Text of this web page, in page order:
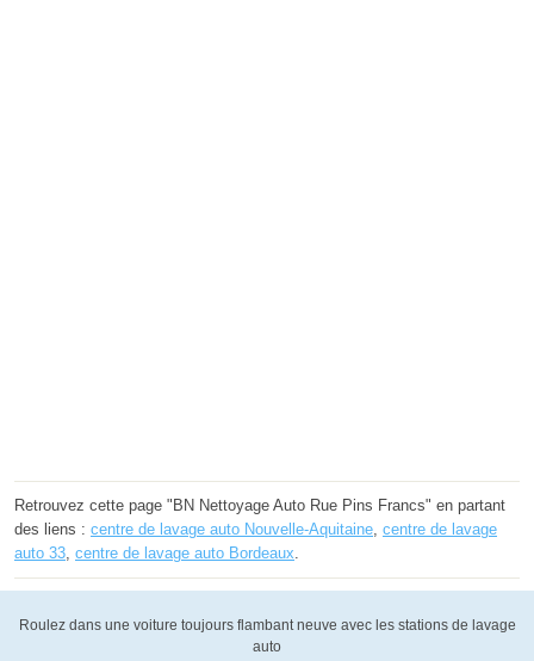
Retrouvez cette page "BN Nettoyage Auto Rue Pins Francs" en partant
des liens : centre de lavage auto Nouvelle-Aquitaine centre de lavage
auto 33 centre de lavage auto Bordeaux
Roulez dans une voiture toujours flambant neuve avec les stations de lavage
auto